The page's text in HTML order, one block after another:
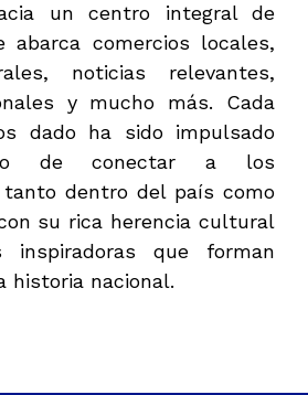
un centro integral de
abarca comercios locales,
noticias relevantes,
y mucho más. Cada
dado ha sido impulsado
de conectar a los
dentro del país como
su rica herencia cultural
que forman
historia nacional.